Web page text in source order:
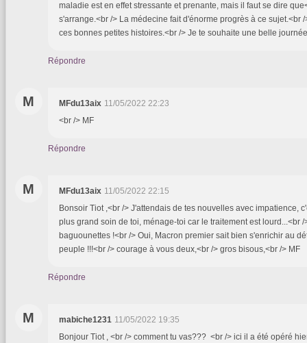
maladie est en effet stressante et prenante, mais il faut se dire
s'arrange.<br /> La médecine fait d'énorme progrès à ce sujet.<br
ces bonnes petites histoires.<br /> Je te souhaite une belle
Répondre
M MFdu13aix 11/05/2022 22:23
<br /> MF
Répondre
M MFdu13aix 11/05/2022 22:15
Bonsoir Tiot ,<br /> J'attendais de tes nouvelles avec impatience,
plus grand soin de toi, ménage-toi car le traitement est lourd...<br /
baguounettes !<br /> Oui, Macron premier sait bien s'enrichir au
peuple !!!<br /> courage à vous deux,<br /> gros bisous,<br /> MF
Répondre
M mabiche1231 11/05/2022 19:35
Bonjour Tiot , <br /> comment tu vas??? <br /> ici il a été opéré